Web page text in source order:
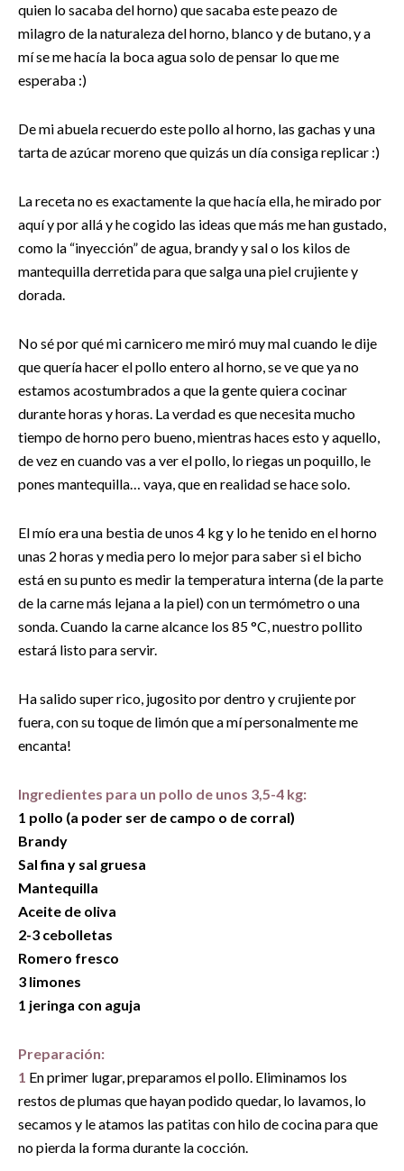
quien lo sacaba del horno) que sacaba este peazo de
milagro de la naturaleza del horno, blanco y de butano, y a
mí se me hacía la boca agua solo de pensar lo que me
esperaba :)
De mi abuela recuerdo este pollo al horno, las gachas y una
tarta de azúcar moreno que quizás un día consiga replicar :)
La receta no es exactamente la que hacía ella, he mirado por
aquí y por allá y he cogido las ideas que más me han gustado,
como la “inyección” de agua, brandy y sal o los kilos de
mantequilla derretida para que salga una piel crujiente y
dorada.
No sé por qué mi carnicero me miró muy mal cuando le dije
que quería hacer el pollo entero al horno, se ve que ya no
estamos acostumbrados a que la gente quiera cocinar
durante horas y horas. La verdad es que necesita mucho
tiempo de horno pero bueno, mientras haces esto y aquello,
de vez en cuando vas a ver el pollo, lo riegas un poquillo, le
pones mantequilla… vaya, que en realidad se hace solo.
El mío era una bestia de unos 4 kg y lo he tenido en el horno
unas 2 horas y media pero lo mejor para saber si el bicho
está en su punto es medir la temperatura interna (de la parte
de la carne más lejana a la piel) con un termómetro o una
sonda. Cuando la carne alcance los 85 °C, nuestro pollito
estará listo para servir.
Ha salido super rico, jugosito por dentro y crujiente por
fuera, con su toque de limón que a mí personalmente me
encanta!
Ingredientes para un pollo de unos 3,5-4 kg:
1 pollo (a poder ser de campo o de corral)
Brandy
Sal fina y sal gruesa
Mantequilla
Aceite de oliva
2-3 cebolletas
Romero fresco
3 limones
1 jeringa con aguja
Preparación:
1 En primer lugar, preparamos el pollo. Eliminamos los
restos de plumas que hayan podido quedar, lo lavamos, lo
secamos y le atamos las patitas con hilo de cocina para que
no pierda la forma durante la cocción.